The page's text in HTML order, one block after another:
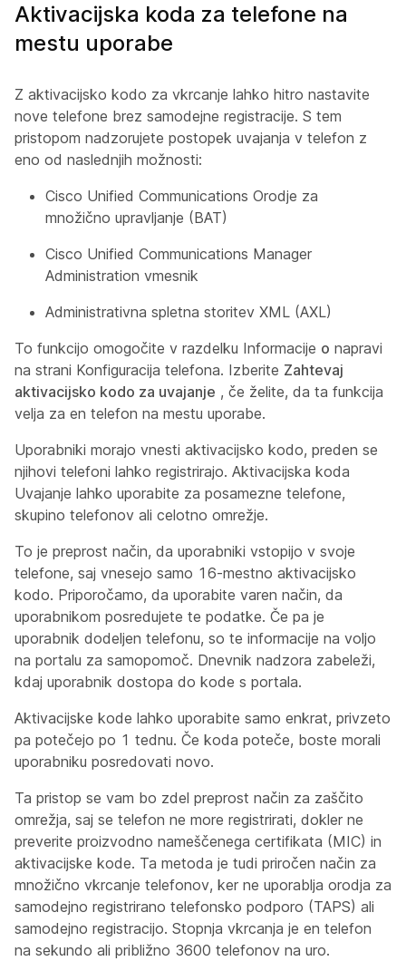
Aktivacijska koda za telefone na
mestu uporabe
Z aktivacijsko kodo za vkrcanje lahko hitro nastavite
nove telefone brez samodejne registracije. S tem
pristopom nadzorujete postopek uvajanja v telefon z
eno od naslednjih možnosti:
Cisco Unified Communications Orodje za
množično upravljanje (BAT)
Cisco Unified Communications Manager
Administration vmesnik
Administrativna spletna storitev XML (AXL)
To funkcijo omogočite v razdelku Informacije o napravi
na strani Konfiguracija telefona. Izberite Zahtevaj
aktivacijsko kodo za uvajanje , če želite, da ta funkcija
velja za en telefon na mestu uporabe.
Uporabniki morajo vnesti aktivacijsko kodo, preden se
njihovi telefoni lahko registrirajo. Aktivacijska koda
Uvajanje lahko uporabite za posamezne telefone,
skupino telefonov ali celotno omrežje.
To je preprost način, da uporabniki vstopijo v svoje
telefone, saj vnesejo samo 16-mestno aktivacijsko
kodo. Priporočamo, da uporabite varen način, da
uporabnikom posredujete te podatke. Če pa je
uporabnik dodeljen telefonu, so te informacije na voljo
na portalu za samopomoč. Dnevnik nadzora zabeleži,
kdaj uporabnik dostopa do kode s portala.
Aktivacijske kode lahko uporabite samo enkrat, privzeto
pa potečejo po 1 tednu. Če koda poteče, boste morali
uporabniku posredovati novo.
Ta pristop se vam bo zdel preprost način za zaščito
omrežja, saj se telefon ne more registrirati, dokler ne
preverite proizvodno nameščenega certifikata (MIC) in
aktivacijske kode. Ta metoda je tudi priročen način za
množično vkrcanje telefonov, ker ne uporablja orodja za
samodejno registrirano telefonsko podporo (TAPS) ali
samodejno registracijo. Stopnja vkrcanja je en telefon
na sekundo ali približno 3600 telefonov na uro.